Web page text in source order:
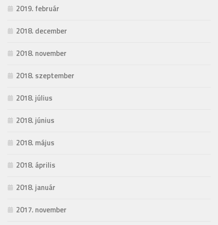
2019. február
2018. december
2018. november
2018. szeptember
2018. július
2018. június
2018. május
2018. április
2018. január
2017. november